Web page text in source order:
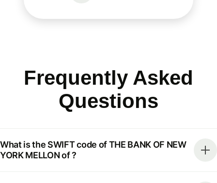
Frequently Asked
Questions
What is the SWIFT code of THE BANK OF NEW
YORK MELLON of ?